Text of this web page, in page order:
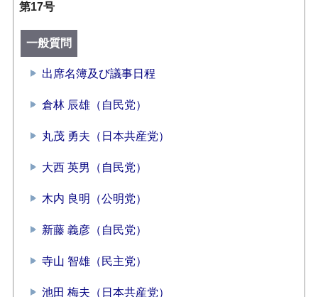
第17号
一般質問
出席名簿及び議事日程
倉林 辰雄（自民党）
丸茂 勇夫（日本共産党）
大西 英男（自民党）
木内 良明（公明党）
新藤 義彦（自民党）
寺山 智雄（民主党）
池田 梅夫（日本共産党）